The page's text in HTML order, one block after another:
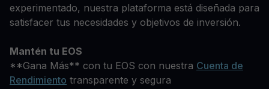
experimentado, nuestra plataforma está diseñada para
satisfacer tus necesidades y objetivos de inversión.
Mantén tu EOS
**Gana Más** con tu EOS con nuestra Cuenta de
Rendimiento transparente y segura